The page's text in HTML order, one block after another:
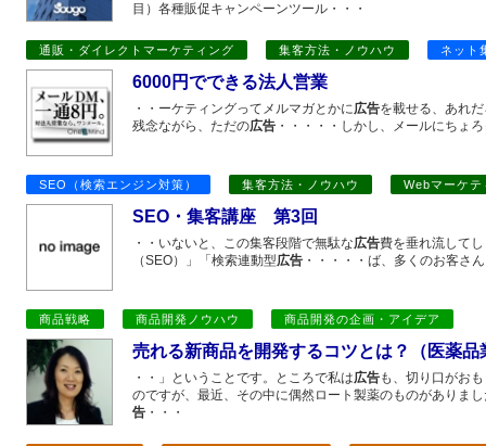
目）各種販促キャンペーンツール・・・
通販・ダイレクトマーケティング 集客方法・ノウハウ ネット
6000円でできる法人営業
・・ーケティングってメルマガとかに広告を載せる、あれ
残念ながら、ただの広告 ・・・・・しかし、メールにちょ
SEO（検索エンジン対策） 集客方法・ノウハウ Webマーケテ
SEO・集客講座 第3回
・・いないと、この集客段階で無駄な広告費を垂れ流して
（SEO）」「検索連動型広告 ・・・・・ば、多くのお客さ
商品戦略 商品開発ノウハウ 商品開発の企画・アイデア
売れる新商品を開発するコツとは？（医薬品
・・」ということです。ところで私は広告も、切り口がお
のですが、最近、その中に偶然ロート製薬のものがありま
告 ・・・